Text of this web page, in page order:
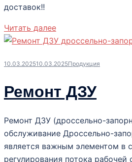
доставок!!
Читать далее
10.03.202510.03.2025Продукция
Ремонт ДЗУ
Ремонт ДЗУ (дроссельно-
обслуживание Дроссельно-
является важным элементом в
регулирования потока